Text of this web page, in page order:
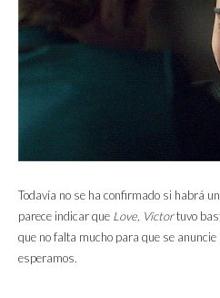
Todavía no se ha confirmado si habrá
parece indicar que Love, Victortuvo
que no falta mucho para que se
esperamos.